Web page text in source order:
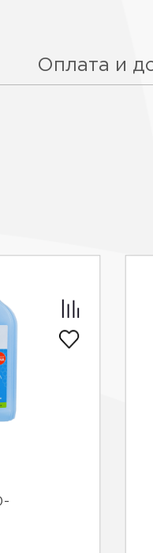
Оплата и